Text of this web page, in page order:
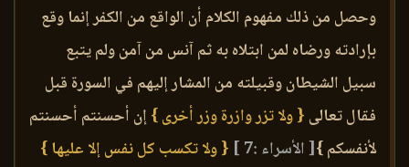
وحصل من ذلك مفهوم الكلام أن الواقع من الكفر إنما وقع
بإرادته ورضاه لمن ابتلاه به ثم آنس من آمن ولم يتبع
سبيل الشيطان وقبيلته من المشار إليهم في السورة قبل
فقال تعالى { ولا تزر وازرة وزر أخرى }إن أحسنتم أحسنتم
لأنفسكم }[ الأسراء :7 ]
{ ولا تكسب كل نفس إلا عليها }